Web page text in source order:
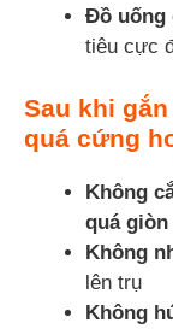
Đồ uống
tiêu cực
Sau khi
quá cứng
Không
quá
Không
lên trụ
Không